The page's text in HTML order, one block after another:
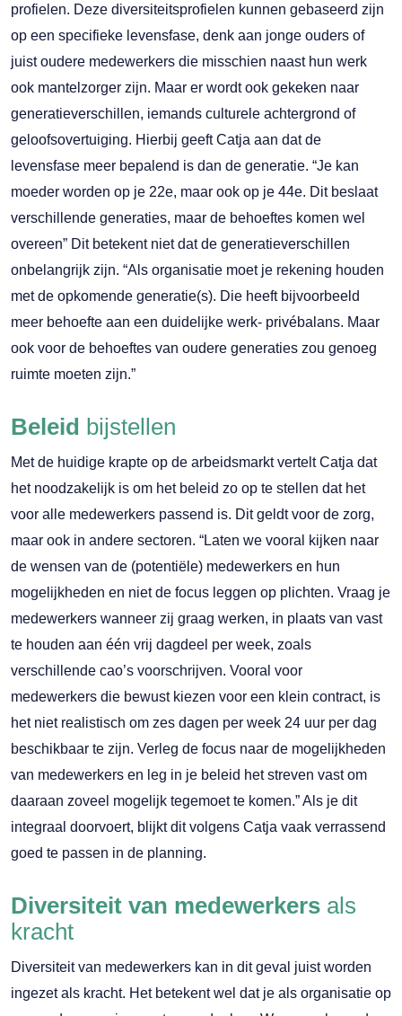
profielen. Deze diversiteitsprofielen kunnen gebaseerd zijn
op een specifieke levensfase, denk aan jonge ouders of
juist oudere medewerkers die misschien naast hun werk
ook mantelzorger zijn. Maar er wordt ook gekeken naar
generatieverschillen, iemands culturele achtergrond of
geloofsovertuiging. Hierbij geeft Catja aan dat de
levensfase meer bepalend is dan de generatie. “Je kan
moeder worden op je 22e, maar ook op je 44e. Dit beslaat
verschillende generaties, maar de behoeftes komen wel
overeen” Dit betekent niet dat de generatieverschillen
onbelangrijk zijn. “Als organisatie moet je rekening houden
met de opkomende generatie(s). Die heeft bijvoorbeeld
meer behoefte aan een duidelijke werk- privébalans. Maar
ook voor de behoeftes van oudere generaties zou genoeg
ruimte moeten zijn.”
Beleid bijstellen
Met de huidige krapte op de arbeidsmarkt vertelt Catja dat
het noodzakelijk is om het beleid zo op te stellen dat het
voor alle medewerkers passend is. Dit geldt voor de zorg,
maar ook in andere sectoren. “Laten we vooral kijken naar
de wensen van de (potentiële) medewerkers en hun
mogelijkheden en niet de focus leggen op plichten. Vraag je
medewerkers wanneer zij graag werken, in plaats van vast
te houden aan één vrij dagdeel per week, zoals
verschillende cao’s voorschrijven. Vooral voor
medewerkers die bewust kiezen voor een klein contract, is
het niet realistisch om zes dagen per week 24 uur per dag
beschikbaar te zijn. Verleg de focus naar de mogelijkheden
van medewerkers en leg in je beleid het streven vast om
daaraan zoveel mogelijk tegemoet te komen.” Als je dit
integraal doorvoert, blijkt dit volgens Catja vaak verrassend
goed te passen in de planning.
Diversiteit van medewerkers als
kracht
Diversiteit van medewerkers kan in dit geval juist worden
ingezet als kracht. Het betekent wel dat je als organisatie op